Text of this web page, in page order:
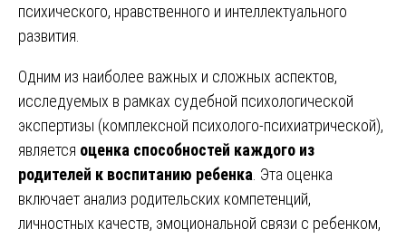
психического, нравственного и интеллектуального
развития.
Одним из наиболее важных и сложных аспектов,
исследуемых в рамках судебной психологической
экспертизы (комплексной психолого-психиатрической),
является оценка способностей каждого из
родителей к воспитанию ребенка . Эта оценка
включает анализ родительских компетенций,
личностных качеств, эмоциональной связи с ребенком,